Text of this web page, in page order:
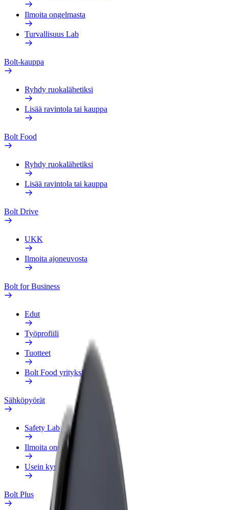
Ilmoita ongelmasta
Turvallisuus Lab
Bolt-kauppa
Ryhdy ruokalähetiksi
Lisää ravintola tai kauppa
Bolt Food
Ryhdy ruokalähetiksi
Lisää ravintola tai kauppa
Bolt Drive
UKK
Ilmoita ajoneuvosta
Bolt for Business
Edut
Työprofiili
Tuotteet
Bolt Food yrityksille
Sähköpyörät
Safety Lab
Ilmoita ongelmasta
Usein kysytyt kysymykset
Bolt Plus